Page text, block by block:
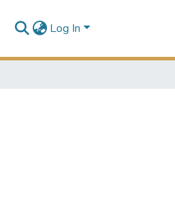
Log In